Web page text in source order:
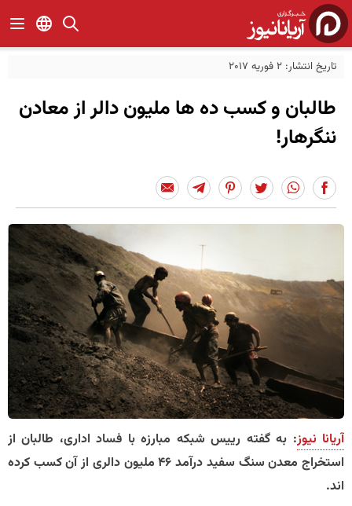
تاریخ انتشار: 2 فوریه 2017
طالبان و کسب ده ها ملیون دالر از معادن
ننگرهار!
آریانا نیوز: به گفته رییس شبکه مبارزه با فساد اداری، طالبان از
استخراج معدن سنگ سفید درآمد 46 ملیون دالری از آن کسب کرده
اند.